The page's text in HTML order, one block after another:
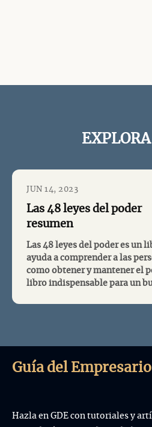
JUN 14, 2023
Las 48 leyes del poder
resumen
Las 48 leyes del poder es un
ayuda a comprender a las
como obtener y mantener el
libro indispensable para un
algunos links...
Guía del Empresario
Hazla en GDE con tutoriales y